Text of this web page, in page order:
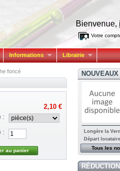
Bienvenue,
Votre
Informations Librairie
foncé
2,10 €
:
:
Longère la
Départ
Tous les